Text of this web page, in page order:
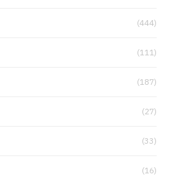
(444)
(111)
(187)
(27)
(33)
(16)